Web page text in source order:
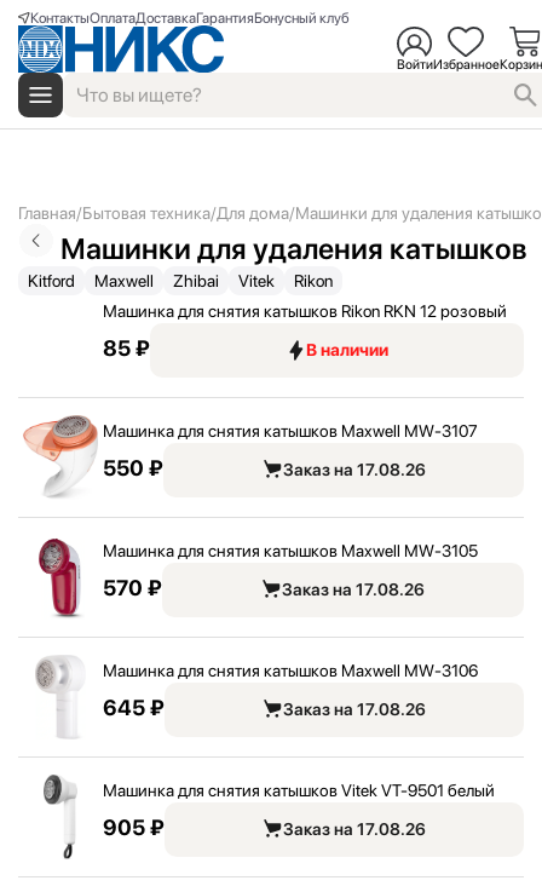
КонтактыОплатаДоставкаГарантияБонусный клуб
ВойтиИзбранное
Главная Бытовая техника Для дома Машинки для удаления
Машинки для удаления катышков
Kitford Maxwell Zhibai Vitek Rikon
Машинка для снятия катышков Rikon RKN 12 розовый
85 ₽ В наличии
Машинка для снятия катышков Maxwell MW-3107
550 ₽ Заказ на 17.08.26
Машинка для снятия катышков Maxwell MW-3105
570 ₽ Заказ на 17.08.26
Машинка для снятия катышков Maxwell MW-3106
645 ₽ Заказ на 17.08.26
Машинка для снятия катышков Vitek VT-9501 белый
905 ₽ Заказ на 17.08.26